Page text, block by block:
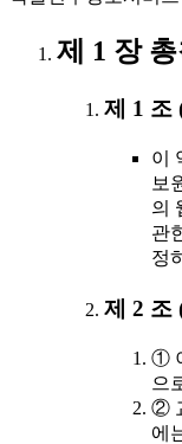
제 1 장 총
제 1 조
이
보
의
관
정
제 2 조
①
으
②
에